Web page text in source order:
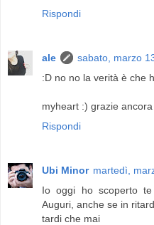
Rispondi
ale
sabato, marzo
:D no no la verità è che
myheart :) grazie
Rispondi
Ubi Minor martedì,
Io oggi ho scoperto
Auguri, anche se in
tardi che mai